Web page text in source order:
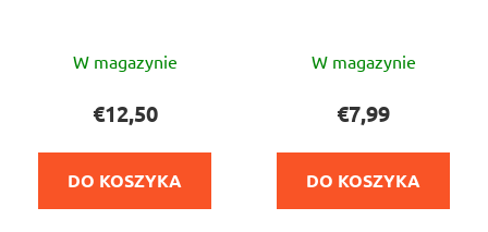
ocena
wynosi
5,0
na
W magazynie
€12,50
DO KOSZYKA
ocena
wynosi
4,8
na
W magazynie
€7,99
DO KOSZYKA